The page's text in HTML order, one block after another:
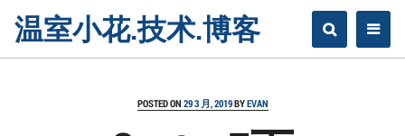
温室小花.技术.博客
POSTED ON 29 3 月, 2019BYEVAN